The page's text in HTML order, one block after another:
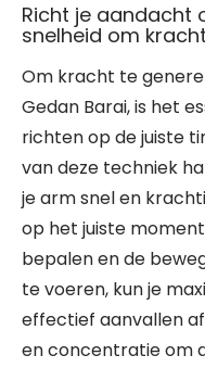
Richt je aandacht
snelheid om
Om kracht te
Gedan Barai, is het
richten op de juiste
van deze techniek
je arm snel en
op het juiste
bepalen en de
te voeren, kun je
effectief aanvallen
en concentratie om